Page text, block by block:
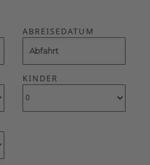
ABREISEDATUM
Abfahrt
KINDER